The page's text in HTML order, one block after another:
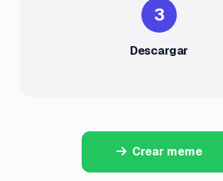
3
Descargar
Crear meme